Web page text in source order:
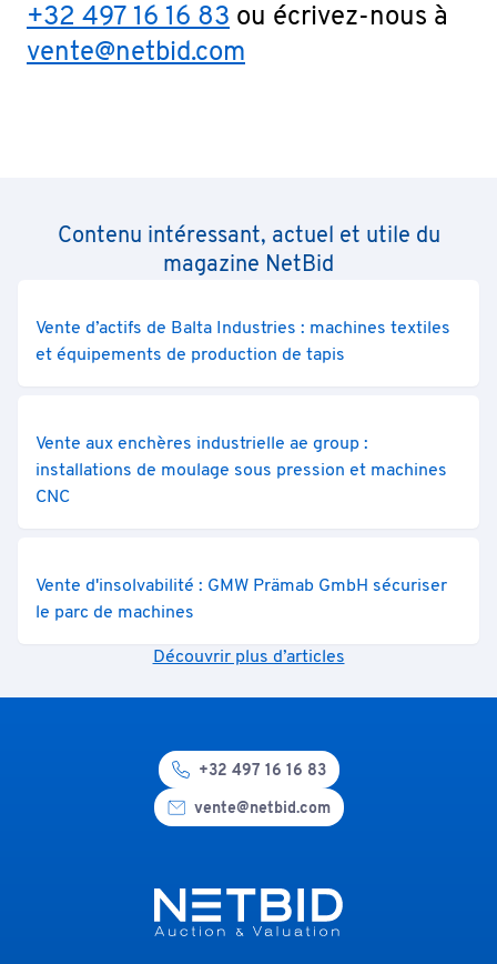
+32 497 16 16 83 ou écrivez-nous à
vente@netbid.com
Contenu intéressant, actuel et utile du
magazine NetBid
Vente d’actifs de Balta Industries : machines textiles
et équipements de production de tapis
Vente aux enchères industrielle ae group :
installations de moulage sous pression et machines
CNC
Vente d'insolvabilité : GMW Prämab GmbH sécuriser
le parc de machines
Découvrir plus d’articles
+32 497 16 16 83
vente@netbid.com